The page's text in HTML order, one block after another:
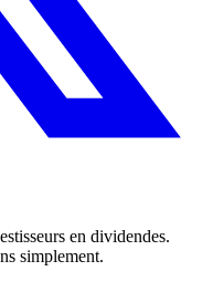
en dividendes.
simplement.